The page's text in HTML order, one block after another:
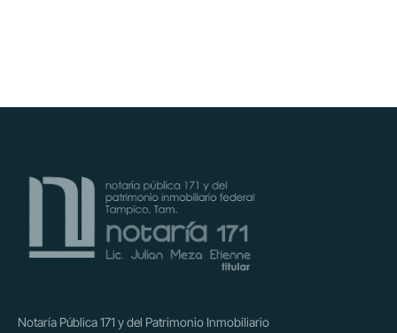
Notaría Pública 171 y del Patrimonio Inmobiliario